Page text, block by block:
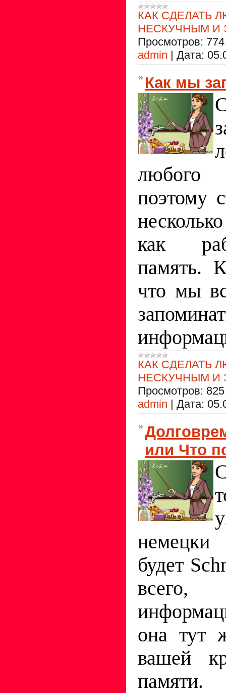
КАК СДЕЛАТЬ
НЕСКУЧНЫМ И
Просмотров: 774
admin | Дата:
Как мы
поэтому
как
память.
что мы
КАК СДЕЛАТЬ
НЕСКУЧНЫМ И
Просмотров: 825
admin | Дата:
или Что
будет
она тут
вашей
памяти.